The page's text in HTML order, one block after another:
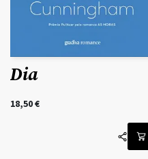
Dia
18,50€